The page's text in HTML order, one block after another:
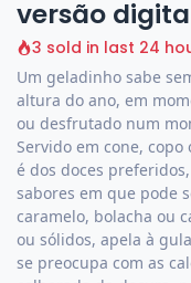
versão
3 sold in last 24
Um geladinho sabe
altura do ano, em
ou desfrutado num
Servido em cone,
é dos doces
sabores em que pode
caramelo, bolacha ou
ou sólidos, apela à
se preocupa com as